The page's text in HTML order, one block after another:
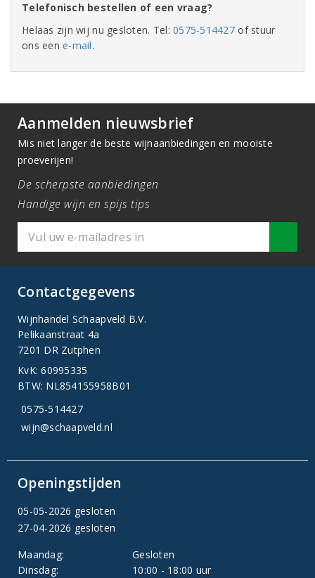
Telefonisch bestellen of een vraag?
Helaas zijn wij nu gesloten. Tel:0575-514427 of stuur
ons eene-mail.
Aanmelden nieuwsbrief
Mis niet langer de beste wijnaanbiedingen en mooiste
proeverijen!
De scherpste aanbiedingen
Handige wijn en spijs tips
Contactgegevens
Wijnhandel Schaapveld B.V.
Pelikaanstraat 4a
7201 DR Zutphen
KvK: 60995335
BTW: NL854155958B01
0575-514427
wijn@schaapveld.nl
Openingstijden
05-05-2026 gesloten
27-04-2026 gesloten
Maandag:
Gesloten
Dinsdag:
10:00 - 18:00 uur